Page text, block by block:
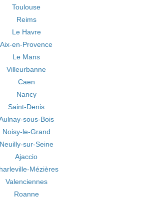
Toulouse
Reims
Le Havre
Aix-en-Provence
Le Mans
Villeurbanne
Caen
Nancy
Saint-Denis
sous-Bois
Noisy-le-Grand
Neuilly-sur-Seine
Ajaccio
Mézières
Valenciennes
Roanne